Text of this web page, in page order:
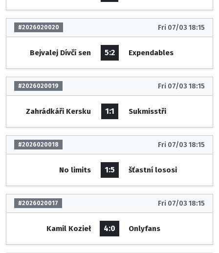
#2026020020 Fri 07/03 18:15
Bejvalej Dívčí sen 5:2 Expendables
#2026020019 Fri 07/03 18:15
Zahrádkáři Kersku 1:1 Sukmisstři
#2026020018 Fri 07/03 18:15
No limits 1:5 šťastní lososi
#2026020017 Fri 07/03 18:15
Kamil Kozieł 4:0 Onlyfans